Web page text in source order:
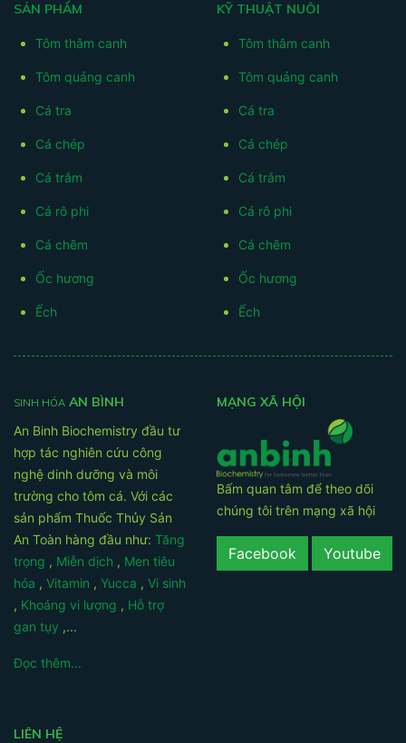
SẢN PHẨM
Tôm thâm canh
Tôm quảng canh
Cá tra
Cá chép
Cá trắm
Cá rô phi
Cá chẽm
Ốc hương
Ếch
KỸ THUẬT NUÔI
Tôm thâm canh
Tôm quảng canh
Cá tra
Cá chép
Cá trắm
Cá rô phi
Cá chẽm
Ốc hương
Ếch
SINH HÓA AN BÌNH
An Binh Biochemistry đầu tư
hợp tác nghiên cứu công
nghệ dinh dưỡng và môi
trường cho tôm cá. Với các
sản phẩm Thuốc Thủy Sản
An Toàn hàng đầu như: Tăng
trọng , Miễn dịch , Men tiêu
hóa , Vitamin , Yucca , Vi sinh
, Khoáng vi lượng , Hỗ trợ
gan tụy ,...
Đọc thêm...
MẠNG XÃ HỘI
Bấm quan tâm để theo dõi
chúng tôi trên mạng xã hội
Facebook Youtube
LIÊN HỆ